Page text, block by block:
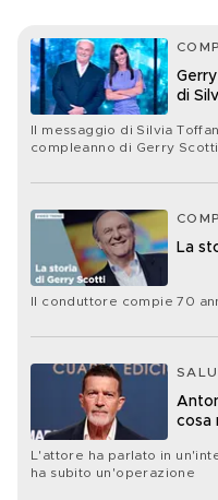
di
Il messaggio di Silvia
compleanno di Gerry Scotti
La
Il conduttore compie 70
cosa
L'attore ha parlato in
ha subito un'operazione